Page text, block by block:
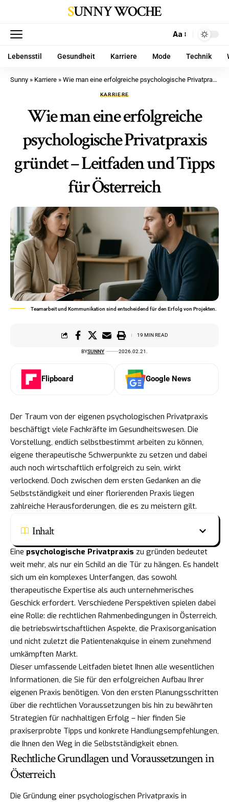
SUNNY WOCHE
Aa
Lebensstil Gesundheit Karriere Mode Technik
Sunny » Karriere » Wie man eine erfolgreiche psychologische Privatpraxis gründet – Leitfaden und Tipps für Österreich
KARRIERE
Wie man eine erfolgreiche
psychologische Privatpraxis
gründet – Leitfaden und Tipps
für Österreich
Teamarbeit und Kommunikation sind entscheidend für den Erfolg von Projekten.
BYSUNNY 2026.02.21.
19 MIN READ
Flipboard Google News
Der Traum von der eigenen psychologischen Privatpraxis
beschäftigt viele Fachkräfte im Gesundheitswesen. Die
Vorstellung, endlich selbstbestimmt arbeiten zu können,
eigene therapeutische Schwerpunkte zu setzen und dabei
auch noch wirtschaftlich erfolgreich zu sein, wirkt
verlockend. Doch zwischen dem ersten Gedanken an die
Selbstständigkeit und einer florierenden Praxis liegen
zahlreiche Herausforderungen, die es zu meistern gilt.
Inhalt
Eine psychologische Privatpraxis zu gründen bedeutet
weit mehr, als nur ein Schild an die Tür zu hängen. Es handelt
sich um ein komplexes Unterfangen, das sowohl
therapeutische Expertise als auch unternehmerisches
Geschick erfordert. Verschiedene Perspektiven spielen dabei
eine Rolle: die rechtlichen Rahmenbedingungen in Österreich,
die betriebswirtschaftlichen Aspekte, die Praxisorganisation
und nicht zuletzt die Patientenakquise in einem zunehmend
umkämpften Markt.
Dieser umfassende Leitfaden bietet Ihnen alle wesentlichen
Informationen, die Sie für den erfolgreichen Aufbau Ihrer
eigenen Praxis benötigen. Von den ersten Planungsschritten
über die rechtlichen Voraussetzungen bis hin zu bewährten
Strategien für nachhaltigen Erfolg – hier finden Sie
praxiserprobte Tipps und konkrete Handlungsempfehlungen,
die Ihnen den Weg in die Selbstständigkeit ebnen.
Rechtliche Grundlagen und Voraussetzungen in
Österreich
Die Gründung einer psychologischen Privatpraxis in